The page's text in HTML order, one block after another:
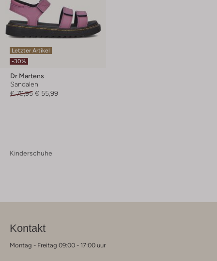
Letzter Artikel
-30%
Dr Martens
Sandalen
€ 79,95 € 55,99
Kinderschuhe
Kontakt
Montag - Freitag 09:00 - 17:00 uur